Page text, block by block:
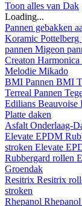
Toon alles van Dak
Loading...
Pannen gebakken
Koramic Pottelberg
pannen Migeon
Creaton Harmonica
Melodie Mikado
BMI Pannen BMI
Terreal Pannen
Edilians Beauvoise
Platte daken
Asfalt Onderlaag-
Elevate EPDM
stroken Elevate
Rubbergard rollen
Groendak
Resitrix Resitrix
stroken
Rhepanol